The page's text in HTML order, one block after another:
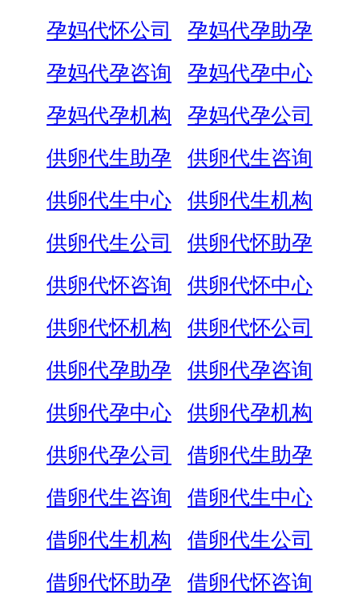
孕妈代怀公司
孕妈代孕助孕
孕妈代孕咨询
孕妈代孕中心
孕妈代孕机构
孕妈代孕公司
供卵代生助孕
供卵代生咨询
供卵代生中心
供卵代生机构
供卵代生公司
供卵代怀助孕
供卵代怀咨询
供卵代怀中心
供卵代怀机构
供卵代怀公司
供卵代孕助孕
供卵代孕咨询
供卵代孕中心
供卵代孕机构
供卵代孕公司
借卵代生助孕
借卵代生咨询
借卵代生中心
借卵代生机构
借卵代生公司
借卵代怀助孕
借卵代怀咨询